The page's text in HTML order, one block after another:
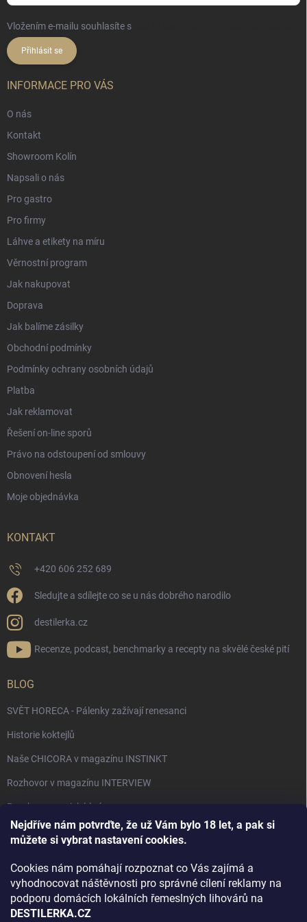
Nejdříve nám potvrďte, že už Vám bylo 18 let, a pak si
můžete si vybrat nastavení cookies.
Cookies nám pomáhají rozpoznat co Vás zajímá a
vyhodnocovat náštěvnosti pro správné cílení reklamy na
podporu domácích lokálních řemeslných lihovárů na
DESTILERKA.CZ
Vložením e-mailu souhlasíte s
Přihlásit se
INFORMACE PRO VÁS
O nás
Kontakt
Showroom Kolín
Napsali o nás
Pro gastro
Pro firmy
Láhve a etikety na míru
Věrnostní program
Jak nakupovat
Doprava
Jak balíme zásilky
Obchodní podmínky
Podmínky ochrany osobních údajů
Platba
Jak reklamovat
Řešení on-line sporů
Právo na odstoupení od smlouvy
Obnovení hesla
Moje objednávka
KONTAKT
+420 606 252 689
Sledujte a sdílejte co se u nás dobrého narodilo
destilerka.cz
Recenze, podcast, benchmarky a recepty na skvělé české pití
BLOG
SVĚT HORECA - Pálenky zažívají renesanci
Historie koktejlů
Naše CHICORA v magazínu INSTINKT
Rozhovor v magazínu INTERVIEW
Bourbon, americká krása.
Napsali v TÝDNU o naší práci
Rozhovor s DESTILERKA.CZ v magazínu DRINKING-CAT
Jak vybrat dárek na Vánoce